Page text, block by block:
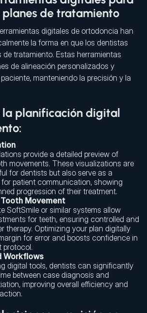
planes de tratamiento
digitales de ortodoncia han
la forma en que los dentistas
de tratamiento. Estas herramientas
de alineación personalizados y
manteniendo la precisión y la
la planificación digital
provide a detailed preview of
movements. These visualizations are
for dentists but also serve as a
patient communication, showing
progression of their treatment.
Movement
SoftSmile or similar systems allow
for teeth, ensuring controlled and
therapy. Optimizing your plan digitally
for error and boosts confidence in
protocol.
Workflows
digital tools, dentists can significantly
between case diagnosis and
improving overall efficiency and